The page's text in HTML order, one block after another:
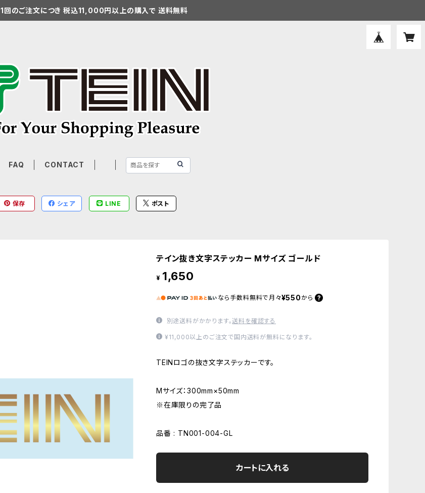
1回のご注文につき 税込11,000円以上の購入で 送料無料
FAQ CONTACT
保存 シェア LINE ポスト
テイン抜き文字ステッカー Mサイズ ゴールド
¥ 1,650
なら 手数料無料で 月々¥550 から
別途送料がかかります。送料を確認する
¥11,000以上のご注文で国内送料が無料になります。
TEINロゴの抜き文字ステッカーです。
Mサイズ：300mm×50mm
※在庫限りの完了品
品番 : TN001-004-GL
カートに入れる